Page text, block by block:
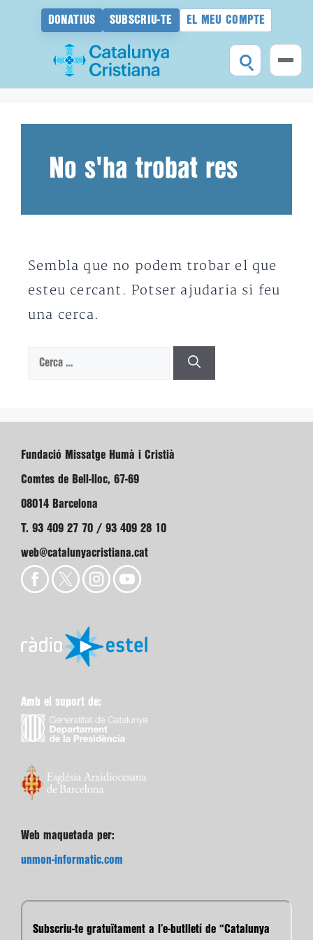
DONATIUS SUBSCRIU-TE EL MEU COMPTE
No s'ha trobat res
Sembla que no podem trobar el que
esteu cercant. Potser ajudaria si feu
una cerca.
Cerca:
Fundació Missatge Humà i Cristià
Comtes de Bell-lloc, 67-69
08014 Barcelona
T. 93 409 27 70 / 93 409 28 10
web@catalunyacristiana.cat
Amb el suport de:
Web maquetada per:
unmon-informatic.com
Subscriu-te gratuïtament a l’e-butlletí de “Catalunya